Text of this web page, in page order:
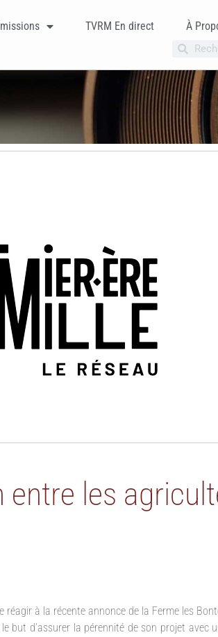
TVRM En direct À
entre les
réagir à la récente annonce de la Ferme les
but d’assurer la pérennité de son projet avec